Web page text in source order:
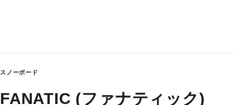
スノーボード
FANATIC (ファナティック)